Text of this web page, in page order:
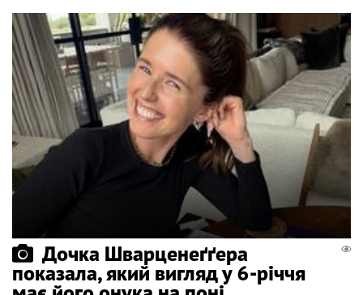
Дочка Шварценеґґера
показала, який вигляд у 6-річчя